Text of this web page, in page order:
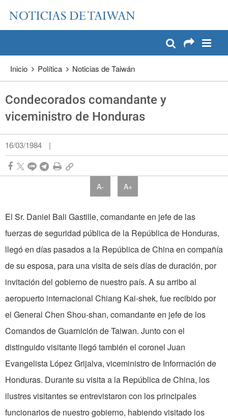
Pase a contenido principal
Inicio Política Noticias de Taiwán
Condecorados comandante y
viceministro de Honduras
16/03/1984 |
A- A+
El Sr. Daniel Bali Gastille, comandante en jefe de las
fuerzas de seguridad pública de la República de Honduras,
llegó en días pasados a la República de China en compañía
de su esposa, para una visita de seis días de duración, por
invitación del gobierno de nuestro país. A su arribo al
aeropuerto internacional Chiang Kai-shek, fue recibido por
el General Chen Shou-shan, comandante en jefe de los
Comandos de Guarnición de Taiwan. Junto con el
distinguido visitante llegó también el coronel Juan
Evangelista López Grijalva, viceministro de Información de
Honduras. Durante su visita a la República de China, los
ilustres visitantes se entrevistaron con los principales
funcionarios de nuestro gobierno, habiendo visitado los